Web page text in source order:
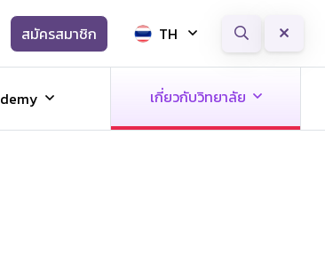
สมัครสมาชิก TH
เกี่ยวกับวิทยาลัย